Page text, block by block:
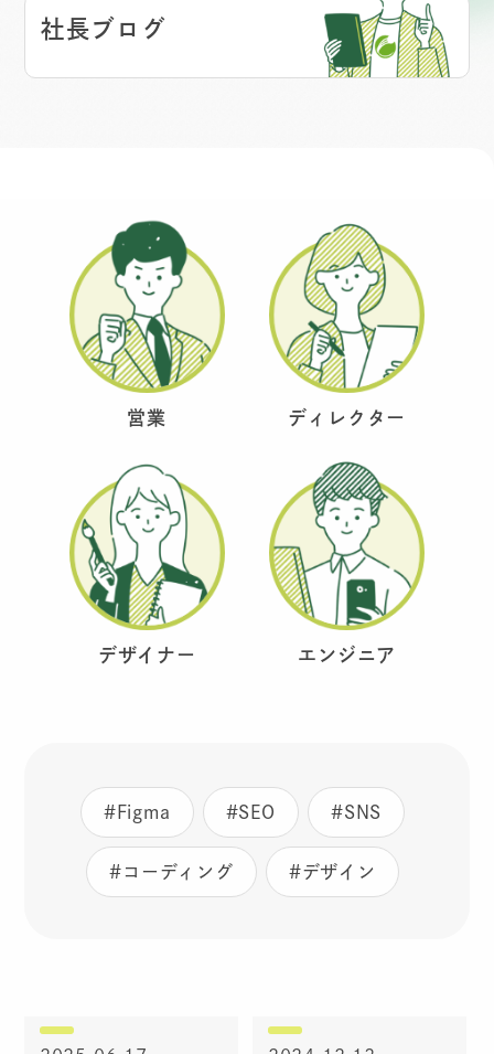
社長ブログ
営業 ディレクター
デザイナー エンジニア
#Figma #SEO #SNS
#コーディング #デザイン